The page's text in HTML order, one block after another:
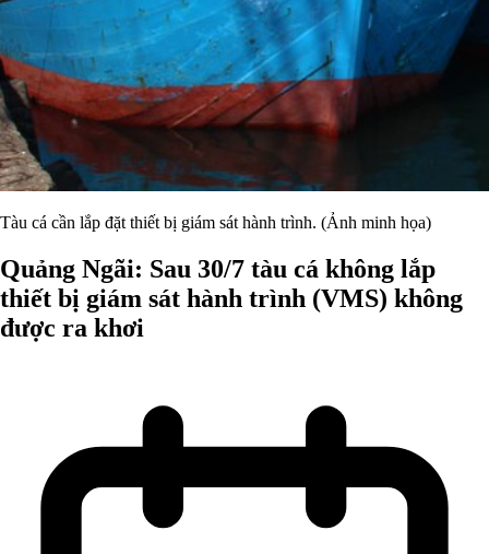
Tàu cá cần lắp đặt thiết bị giám sát hành trình. (Ảnh minh họa)
Quảng Ngãi: Sau 30/7 tàu cá không lắp
thiết bị giám sát hành trình (VMS) không
được ra khơi